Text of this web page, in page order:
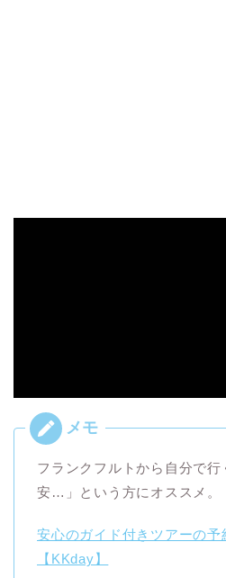
フランクフルトから自分で
安…」という方にオススメ。
安心のガイド付きツアーの予
【KKday】